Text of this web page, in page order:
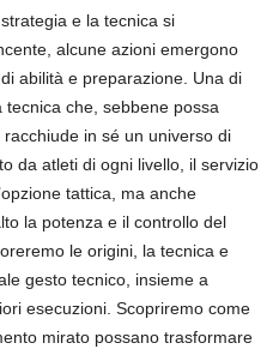
e la tecnica si
alcune azioni emergono
abilità e preparazione. Una di
tecnica che, sebbene possa
in sé un universo di
da atleti di ogni livello, il servizio
tattica, ma anche
la potenza e il controllo del
le origini, la tecnica e
gesto tecnico, insieme a
esecuzioni. Scopriremo come
mirato possano trasformare